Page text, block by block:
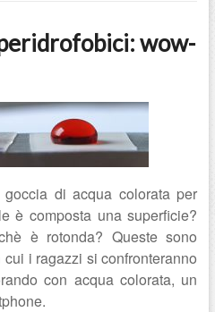
wow-
di acqua colorata per
è composta una superficie?
è rotonda? Queste sono
i ragazzi si confronteranno
con acqua colorata, un